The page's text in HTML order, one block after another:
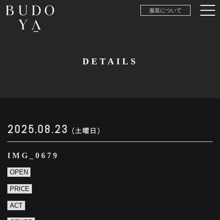
服装について
DETAILS
2025.08.23 (土曜日)
IMG_0679
OPEN
PRICE
ACT